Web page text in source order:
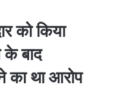
को किया
बाद
था आरोप